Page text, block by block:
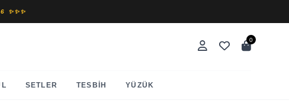
✨✨✨
0
SETLER TESBIH YÜZÜK